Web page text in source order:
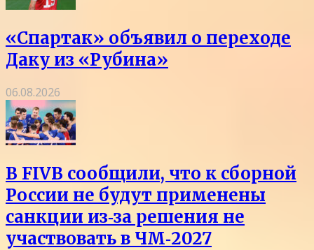
«Спартак» объявил о переходе
Даку из «Рубина»
06.08.2026
В FIVB сообщили, что к сборной
России не будут применены
санкции из‑за решения не
участвовать в ЧМ‑2027